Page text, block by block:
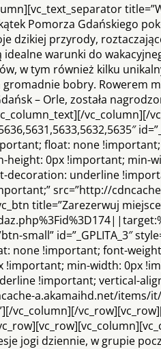
Pomorza Gdańskiego
dzikiej przyrody,
idealne warunki do
w tym również kilku
bobry. Rowerem
– Orle, została
vc_column][/
float: none
height: 0px !important; min-
decoration: underline
src=”http://
title=”Zarezerwuj
small” id=”_GPLITA_3″
none !important; font-
!important; min-width: 0px
!important; vertical-
a.akamaihd.net/items/
vc_column][/
jogi dziennie, w grupie